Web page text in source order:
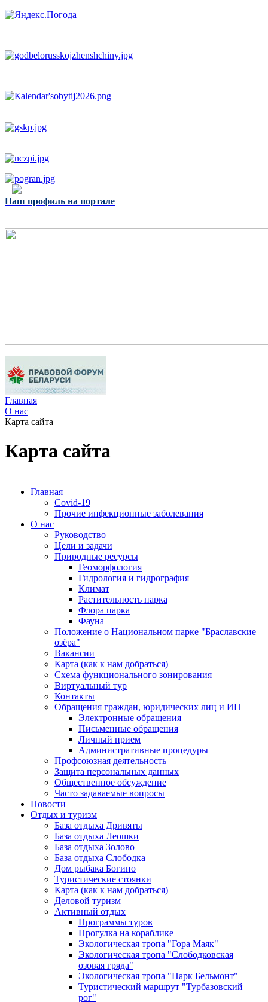
Наш профиль на портале
Главная
О нас
Карта сайта
Карта сайта
Главная
Covid-19
Прочие инфекционные заболевания
О нас
Руководство
Цели и задачи
Природные ресурсы
Геоморфология
Гидрология и гидрография
Климат
Растительность парка
Флора парка
Фауна
Положение о Национальном парке "Браславские
озёра"
Вакансии
Карта (как к нам добраться)
Схема функционального зонирования
Виртуальный тур
Контакты
Обращения граждан, юридических лиц и ИП
Электронные обращения
Письменные обращения
Личный прием
Административные процедуры
Профсоюзная деятельность
Защита персональных данных
Общественное обсуждение
Часто задаваемые вопросы
Новости
Отдых и туризм
База отдыха Дривяты
База отдыха Леошки
База отдыха Золово
База отдыха Слободка
Дом рыбака Богино
Туристические стоянки
Карта (как к нам добраться)
Деловой туризм
Активный отдых
Программы туров
Прогулка на кораблике
Экологическая тропа "Гора Маяк"
Экологическая тропа "Слободковская
озовая гряда"
Экологическая тропа "Парк Бельмонт"
Туристический маршрут "Турбазовский
рог"